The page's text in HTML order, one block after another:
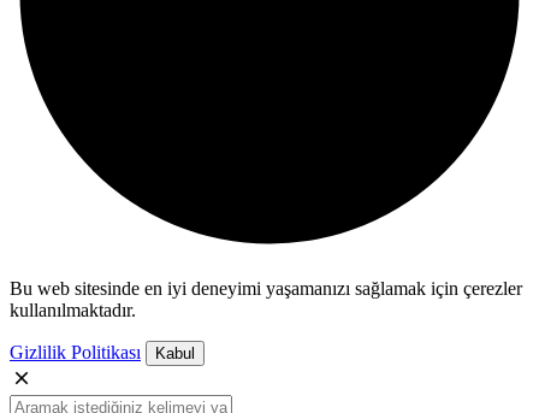
Bu web sitesinde en iyi deneyimi yaşamanızı sağlamak için çerezler
kullanılmaktadır.
Gizlilik Politikası Kabul